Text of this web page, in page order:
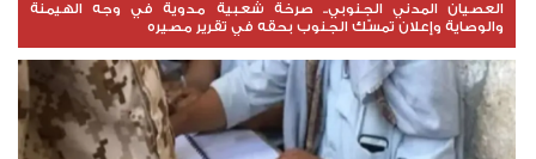
العصيان المدني الجنوبي.. صرخة شعبية مدوية في وجه الهيمنة
والوصاية وإعلان تمسّك الجنوب بحقه في تقرير مصيره